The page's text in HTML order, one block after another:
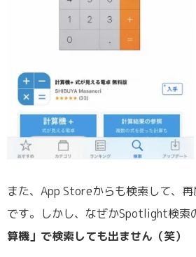
また、App Storeからも検索して、
です。しかし、なぜかSpotlight検索
算機」で検索しても出ません（笑）